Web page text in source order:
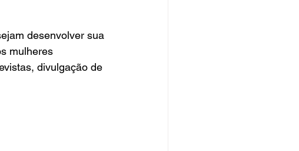
desenvolver sua
mulheres
divulgação de